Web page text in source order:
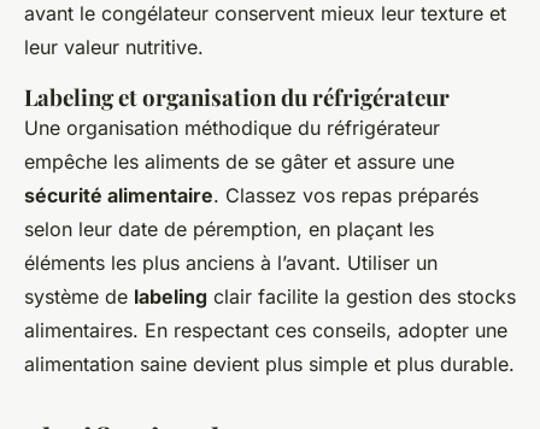
avant le congélateur conservent mieux leur texture et
leur valeur nutritive.
Labeling et organisation du réfrigérateur
Une organisation méthodique du réfrigérateur
empêche les aliments de se gâter et assure une
sécurité alimentaire. Classez vos repas préparés
selon leur date de péremption, en plaçant les
éléments les plus anciens à l’avant. Utiliser un
système de labeling clair facilite la gestion des stocks
alimentaires. En respectant ces conseils, adopter une
alimentation saine devient plus simple et plus durable.